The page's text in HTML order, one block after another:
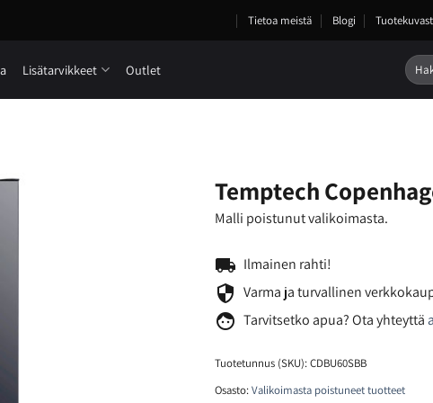
Tietoa meistä Blogi
Lisätarvikkeet Outlet Etsi:
Temptech
Malli poistunut valikoimasta.
local_shipping Ilmainen rahti!
security Varma ja turvallinen
face Tarvitsetko apua? Ota yhteyttä
Tuotetunnus (SKU):CDBU60SBB
Osasto:Valikoimasta poistuneet tuotteet